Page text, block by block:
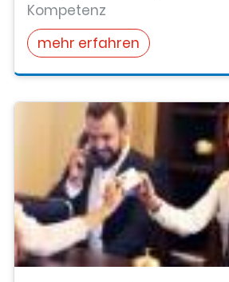
Kompetenz
mehr erfahren